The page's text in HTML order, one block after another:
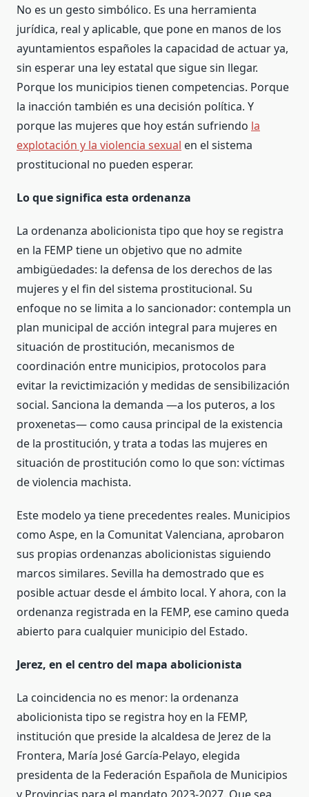
No es un gesto simbólico. Es una herramienta
jurídica, real y aplicable, que pone en manos de los
ayuntamientos españoles la capacidad de actuar ya,
sin esperar una ley estatal que sigue sin llegar.
Porque los municipios tienen competencias. Porque
la inacción también es una decisión política. Y
porque las mujeres que hoy están sufriendo la
explotación y la violencia sexual en el sistema
prostitucional no pueden esperar.
Lo que significa esta ordenanza
La ordenanza abolicionista tipo que hoy se registra
en la FEMP tiene un objetivo que no admite
ambigüedades: la defensa de los derechos de las
mujeres y el fin del sistema prostitucional. Su
enfoque no se limita a lo sancionador: contempla un
plan municipal de acción integral para mujeres en
situación de prostitución, mecanismos de
coordinación entre municipios, protocolos para
evitar la revictimización y medidas de sensibilización
social. Sanciona la demanda —a los puteros, a los
proxenetas— como causa principal de la existencia
de la prostitución, y trata a todas las mujeres en
situación de prostitución como lo que son: víctimas
de violencia machista.
Este modelo ya tiene precedentes reales. Municipios
como Aspe, en la Comunitat Valenciana, aprobaron
sus propias ordenanzas abolicionistas siguiendo
marcos similares. Sevilla ha demostrado que es
posible actuar desde el ámbito local. Y ahora, con la
ordenanza registrada en la FEMP, ese camino queda
abierto para cualquier municipio del Estado.
Jerez, en el centro del mapa abolicionista
La coincidencia no es menor: la ordenanza
abolicionista tipo se registra hoy en la FEMP,
institución que preside la alcaldesa de Jerez de la
Frontera, María José García-Pelayo, elegida
presidenta de la Federación Española de Municipios